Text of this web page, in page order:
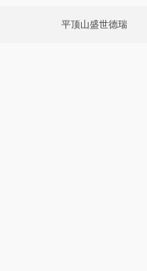
平顶山盛世德瑞